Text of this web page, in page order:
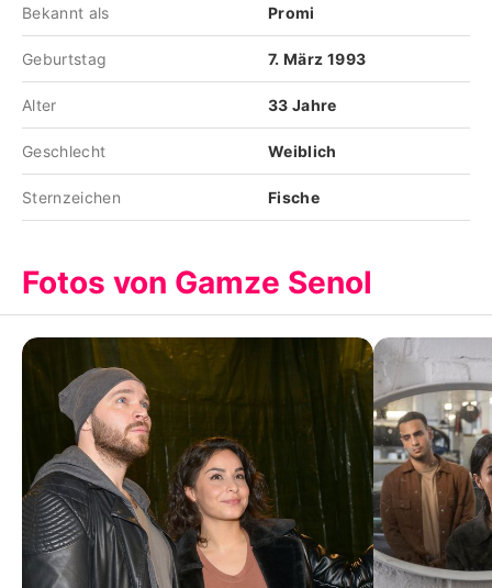
Utiq verwalten
Bekannt als Promi
Geburtstag 7. März 1993
Alter 33 Jahre
Geschlecht Weiblich
Sternzeichen Fische
Fotos von Gamze Senol